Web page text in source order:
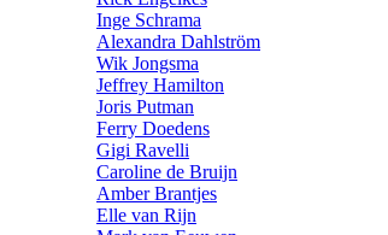
Inge Schrama
Alexandra Dahlström
Wik Jongsma
Jeffrey Hamilton
Joris Putman
Ferry Doedens
Gigi Ravelli
Caroline de Bruijn
Amber Brantjes
Elle van Rijn